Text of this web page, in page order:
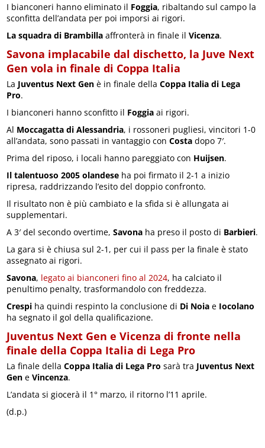
I bianconeri hanno eliminato il Foggia, ribaltando sul campo la
sconfitta dell’andata per poi imporsi ai rigori.
La squadra di Brambilla affronterà in finale ilVicenza.
Savona implacabile dal dischetto, la Juve Next
Gen vola in finale di Coppa Italia
La Juventus Next Gen è in finale dellaCoppa Italia di Lega
Pro.
I bianconeri hanno sconfitto il Foggia ai rigori.
Al Moccagatta di Alessandria, i rossoneri pugliesi, vincitori 1-0
all’andata, sono passati in vantaggio conCosta dopo 7′.
Prima del riposo, i locali hanno pareggiato con Huijsen.
Il talentuoso 2005 olandese ha poi firmato il 2-1 a inizio
ripresa, raddrizzando l’esito del doppio confronto.
Il risultato non è più cambiato e la sfida si è allungata ai
supplementari.
A 3′ del secondo overtime,Savona ha preso il posto di Barbieri.
La gara si è chiusa sul 2-1, per cui il pass per la finale è stato
assegnato ai rigori.
Savona, legato ai bianconeri fino al 2024, ha calciato il
penultimo penalty, trasformandolo con freddezza.
Crespi ha quindi respinto la conclusione di Di Noia e Iocolano
ha segnato il gol della qualificazione.
Juventus Next Gen e Vicenza di fronte nella
finale della Coppa Italia di Lega Pro
La finale dellaCoppa Italia di Lega Pro sarà tra Juventus Next
Gen eVincenza.
L’andata si giocerà il 1° marzo, il ritorno l’11 aprile.
(d.p.)